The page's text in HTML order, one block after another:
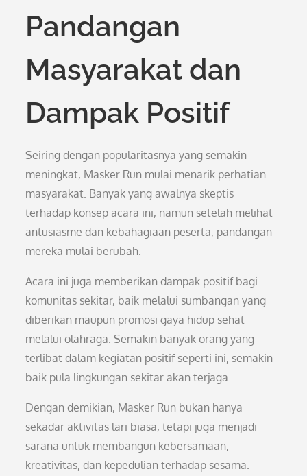
Pandangan
Masyarakat dan
Dampak Positif
Seiring dengan popularitasnya yang semakin
meningkat, Masker Run mulai menarik perhatian
masyarakat. Banyak yang awalnya skeptis
terhadap konsep acara ini, namun setelah melihat
antusiasme dan kebahagiaan peserta, pandangan
mereka mulai berubah.
Acara ini juga memberikan dampak positif bagi
komunitas sekitar, baik melalui sumbangan yang
diberikan maupun promosi gaya hidup sehat
melalui olahraga. Semakin banyak orang yang
terlibat dalam kegiatan positif seperti ini, semakin
baik pula lingkungan sekitar akan terjaga.
Dengan demikian, Masker Run bukan hanya
sekadar aktivitas lari biasa, tetapi juga menjadi
sarana untuk membangun kebersamaan,
kreativitas, dan kepedulian terhadap sesama.